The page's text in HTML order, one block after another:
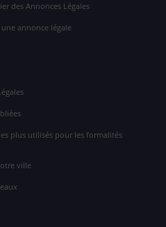
des Annonces Légales
annonce légale
plus utilisés pour les formalités
ville